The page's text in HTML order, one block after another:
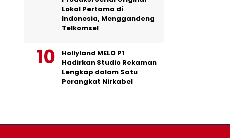
Lokal Pertama di
Indonesia, Menggandeng
Telkomsel
Hollyland MELO P1
Hadirkan Studio Rekaman
Lengkap dalam Satu
Perangkat Nirkabel